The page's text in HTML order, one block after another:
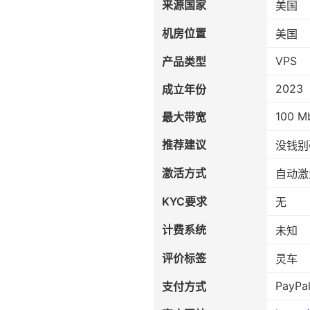
来源国家
美国
机房位置
美国
产品类型
VPS
成立年份 2023
最大带宽 100
推荐建议
没钱
激活方式
自动
KYC要求
无
计费系统
未知
评价标签
灵车
支付方式
PayPal